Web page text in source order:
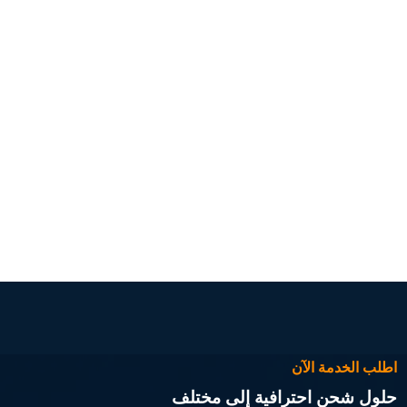
اطلب الخدمة الآن
حلول شحن احترافية إلى مختلف